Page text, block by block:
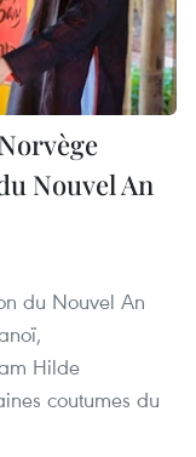
Nouvel An
du Nouvel An
Hilde
coutumes du